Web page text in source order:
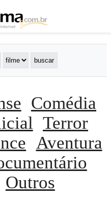
Comédia
Terror
Aventura
Outros